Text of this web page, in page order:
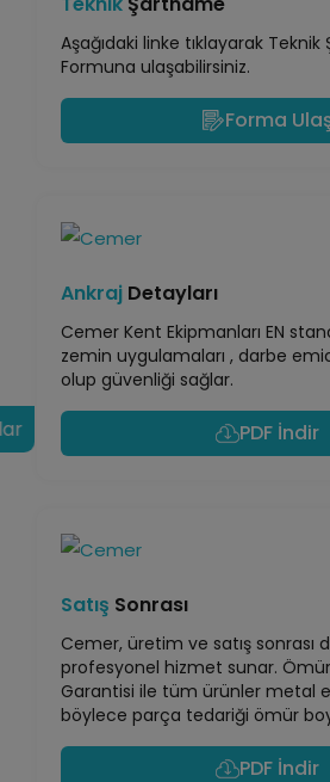
Aşağıdaki linke tıklayarak
Formuna ulaşabilirsiniz.
Forma
Ankraj Detayları
Cemer Kent Ekipmanları EN
zemin uygulamaları , darbe
olup güvenliği sağlar.
PDF İndir
Satış Sonrası
Cemer, üretim ve satış sonrası
profesyonel hizmet sunar.
Garantisi ile tüm ürünler metal
böylece parça tedariği ömür
PDF İndir